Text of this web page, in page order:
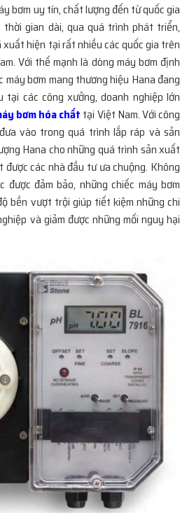
bơm uy tín, chất lượng đến từ quốc gia
thời gian dài, qua quá trình phát triển,
xuất hiện tại rất nhiều các quốc gia trên
Với thế mạnh là dòng máy bơm định
máy bơm mang thương hiệu Hana đang
các công xưởng, doanh nghiệp lớn
bơm hóa chất tại Việt Nam. Với công
vào trong quá trình lắp ráp và sản
Hana cho những quá trình sản xuất
các nhà đầu tư ưa chuộng. Không
đảm bảo, những chiếc máy bơm
bền vượt trội giúp tiết kiệm những chi
và giảm được những mối nguy hại